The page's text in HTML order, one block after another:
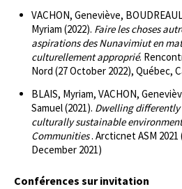
VACHON, Geneviève,
Myriam (2022). Faire les choses
aspirations des Nunavimiut en
culturellement approprié.
Nord (27 October 2022), Québec,
BLAIS, Myriam, VACHON,
Samuel (2021). Dwelling
culturally sustainable
Communities. Arcticnet ASM 2021
December 2021)
Conférences sur invitation